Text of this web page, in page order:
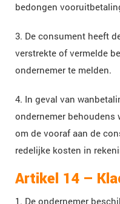
bedongen
3. De consument heeft
verstrekte of vermelde
ondernemer te melden.
4. In geval van
ondernemer behoudens
om de vooraf aan de
redelijke kosten in
Artikel 14 –
1. De ondernemer